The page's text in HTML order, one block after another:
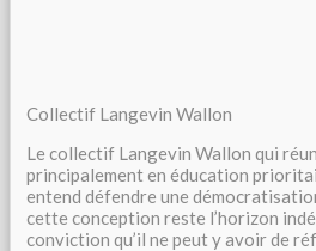
Collectif Langevin Wallon
Le collectif Langevin Wallon qui
principalement en éducation
entend défendre une
cette conception reste l’horizon
conviction qu’il ne peut y avoir de